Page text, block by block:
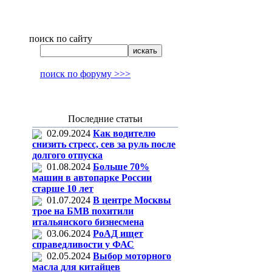
поиск по сайту
поиск по форуму >>>
Последние статьи
02.09.2024 Как водителю
снизить стресс, сев за руль после
долгого отпуска
01.08.2024 Больше 70%
машин в автопарке России
старше 10 лет
01.07.2024 В центре Москвы
трое на БМВ похитили
итальянского бизнесмена
03.06.2024 РоАД ищет
справедливости у ФАС
02.05.2024 Выбор моторного
масла для китайцев